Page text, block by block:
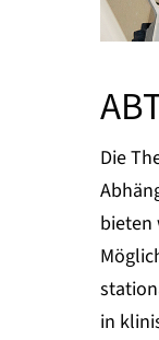
Die
bieten
in